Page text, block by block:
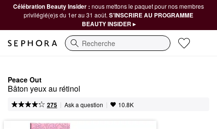
Célébration Beauty Insider : nous mettons le paquet pour nos membres
privilégié(e)s du 1er au 31 août. S’INSCRIRE AU PROGRAMME
BEAUTY INSIDER ▸
Recherche
Peace Out
Bâton yeux au rétinol
275 | Ask a question | 10.8K